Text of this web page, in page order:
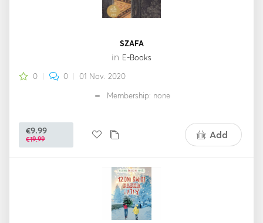
SZAFA
in E-Books
0 0 01 Nov. 2020
Membership: none
€9.99
€19.99 Add